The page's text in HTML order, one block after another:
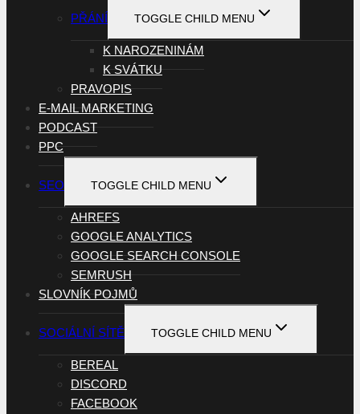
PŘÁNÍ TOGGLE CHILD MENU
K NAROZENINÁM
K SVÁTKU
PRAVOPIS
E-MAIL MARKETING
PODCAST
PPC
SEO TOGGLE CHILD MENU
AHREFS
GOOGLE ANALYTICS
GOOGLE SEARCH CONSOLE
SEMRUSH
SLOVNÍK POJMŮ
SOCIÁLNÍ SÍTĚ TOGGLE CHILD MENU
BEREAL
DISCORD
FACEBOOK